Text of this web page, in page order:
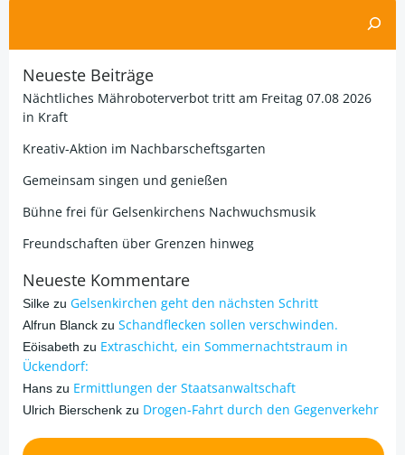
Neueste Beiträge
Nächtliches Mähroboterverbot tritt am Freitag 07.08 2026
in Kraft
Kreativ-Aktion im Nachbarscheftsgarten
Gemeinsam singen und genießen
Bühne frei für Gelsenkirchens Nachwuchsmusik
Freundschaften über Grenzen hinweg
Neueste Kommentare
Silke zu Gelsenkirchen geht den nächsten Schritt
Alfrun Blanck zu Schandflecken sollen verschwinden.
Eöisabeth zu Extraschicht, ein Sommernachtstraum in
Ückendorf:
Hans zu Ermittlungen der Staatsanwaltschaft
Ulrich Bierschenk zu Drogen-Fahrt durch den Gegenverkehr